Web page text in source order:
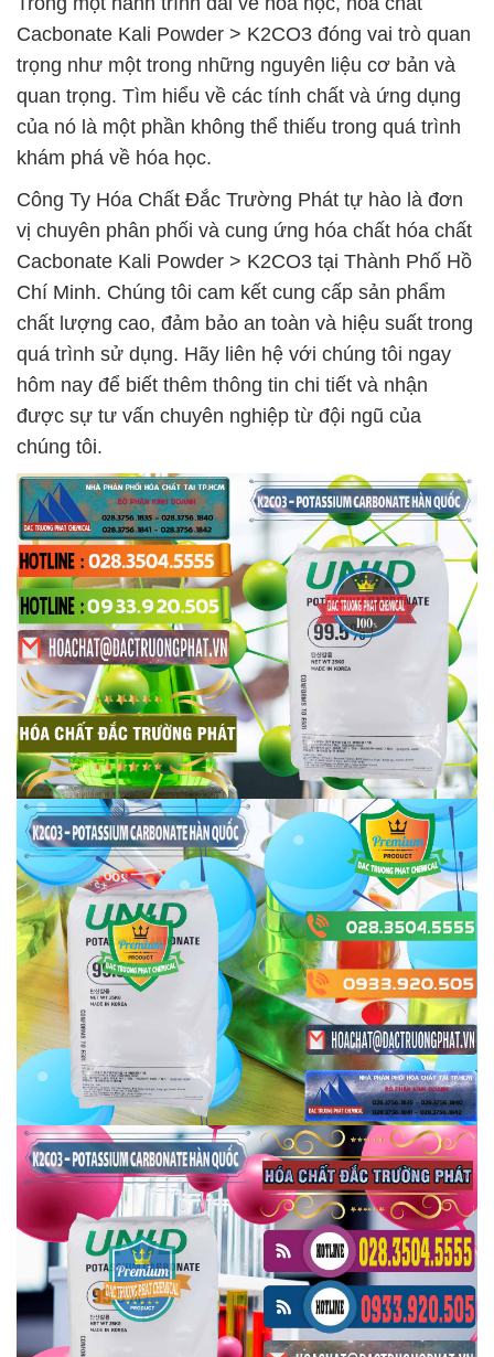
Cacbonate Kali Powder > K2CO3 đóng vai trò quan
trọng như một trong những nguyên liệu cơ bản và
quan trọng. Tìm hiểu về các tính chất và ứng dụng
của nó là một phần không thể thiếu trong quá trình
khám phá về hóa học.
Công Ty Hóa Chất Đắc Trường Phát tự hào là đơn
vị chuyên phân phối và cung ứng hóa chất hóa chất
Cacbonate Kali Powder > K2CO3 tại Thành Phố Hồ
Chí Minh. Chúng tôi cam kết cung cấp sản phẩm
chất lượng cao, đảm bảo an toàn và hiệu suất trong
quá trình sử dụng. Hãy liên hệ với chúng tôi ngay
hôm nay để biết thêm thông tin chi tiết và nhận
được sự tư vấn chuyên nghiệp từ đội ngũ của
chúng tôi.